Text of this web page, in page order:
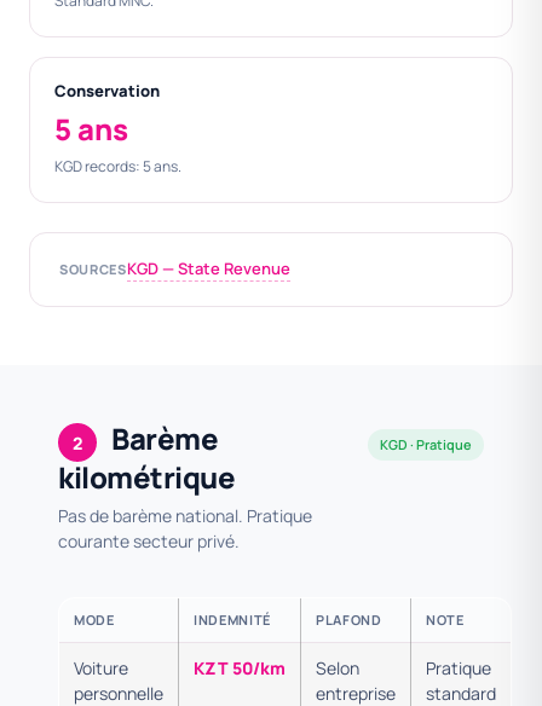
Conservation
5 ans
KGD records: 5 ans.
SOURCESKGD — State Revenue
2
Barème
kilométrique
Pas de barème national. Pratique
courante secteur privé.
KGD · Pratique
MODE INDEMNITÉ PLAFOND NOTE
Voiture
personnelle
KZT 50/km
Selon
entreprise
Pratique
standard